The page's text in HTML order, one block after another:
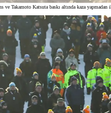
Takamoto Katsuta baskı altında kaza